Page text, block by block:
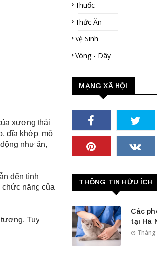
xương thái
đĩa khớp, mô
như ăn,
đến tình
năng của
Tuy
Thuốc
Thức Ăn
Vệ Sinh
Vòng - Dây
MẠNG XÃ HỘI
THÔNG TIN HỮU ÍCH
Các
tại Hà
Tháng